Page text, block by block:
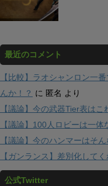
最近のコメント
【比較】ラオシャンロン一
んか！？ に 匿名 より
【議論】今の武器Tier表はこ
【議論】100人ロビーは一体
【議論】今のハンマーはそ
【ガンランス】差別化して
公式Twitter